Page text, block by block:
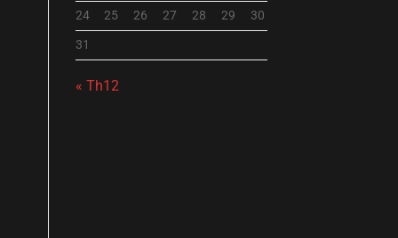
24
25 26 27 28 29
30
31
« Th12